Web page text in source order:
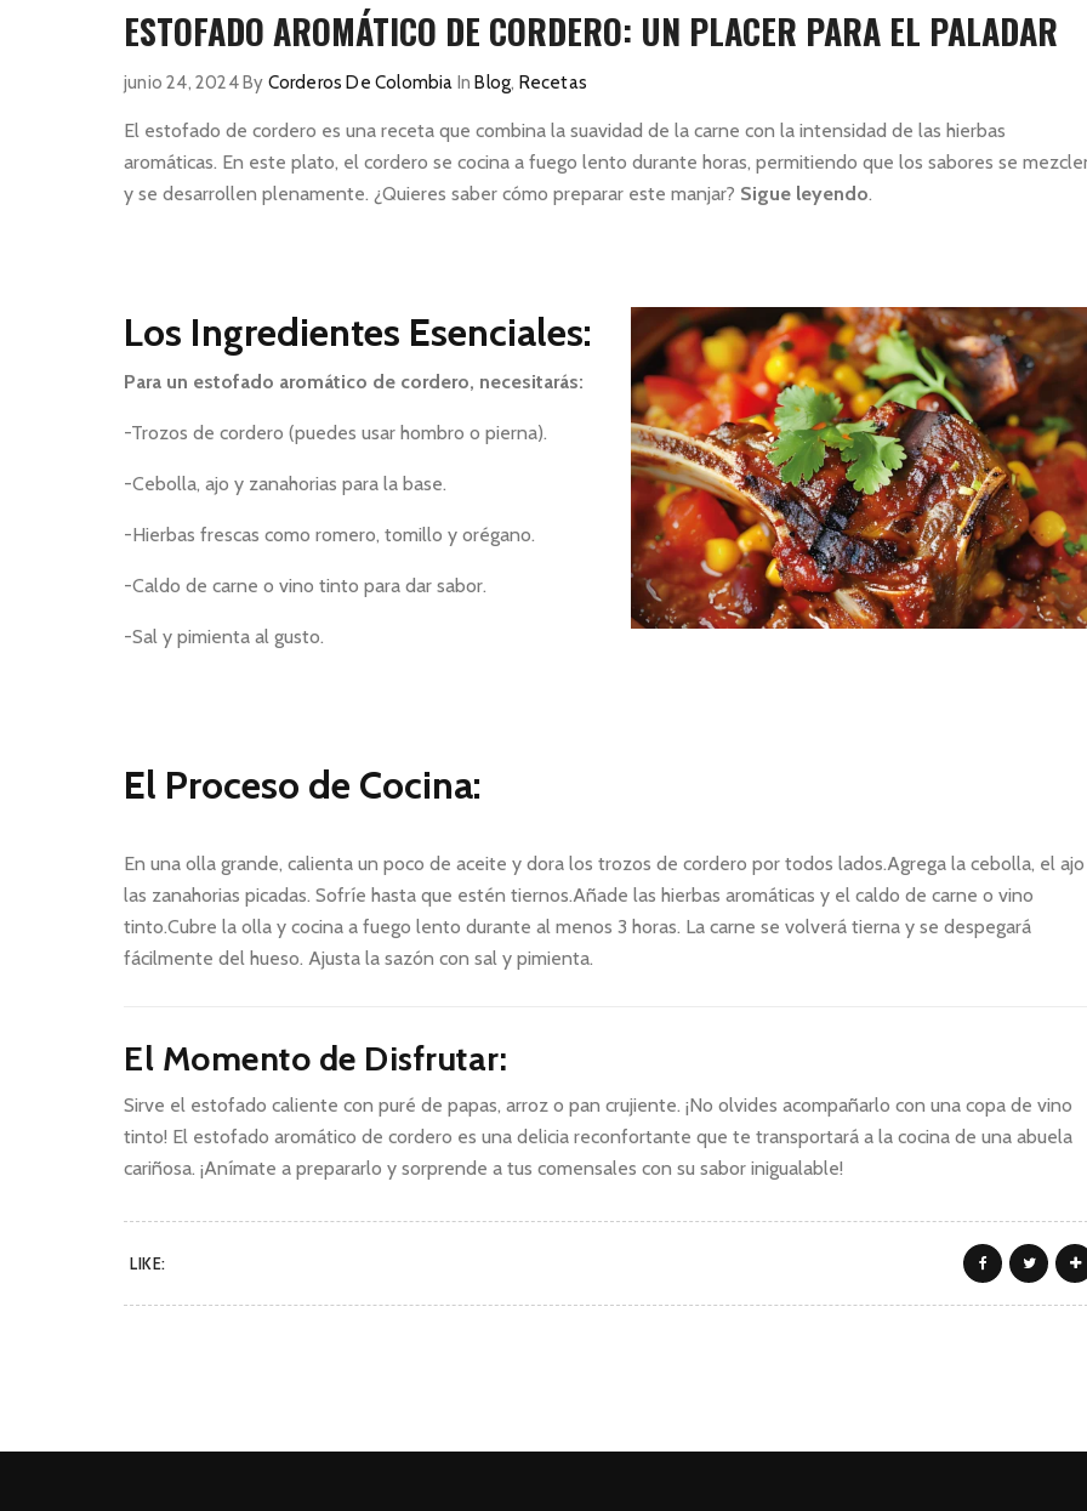
ESTOFADO AROMÁTICO DE CORDERO: UN PLACER PARA EL PALADAR
junio 24, 2024By Corderos De Colombia InBlog, Recetas
El estofado de cordero es una receta que combina la suavidad de la carne con la intensidad de las hierbas
aromáticas. En este plato, el cordero se cocina a fuego lento durante horas, permitiendo que los sabores se
y se desarrollen plenamente. ¿Quieres saber cómo preparar este manjar? Sigue leyendo.
Los Ingredientes Esenciales:
Para un estofado aromático de cordero, necesitarás:
-Trozos de cordero (puedes usar hombro o pierna).
-Cebolla, ajo y zanahorias para la base.
-Hierbas frescas como romero, tomillo y orégano.
-Caldo de carne o vino tinto para dar sabor.
-Sal y pimienta al gusto.
El Proceso de Cocina:
En una olla grande, calienta un poco de aceite y dora los trozos de cordero por todos lados.Agrega la cebolla, el
las zanahorias picadas. Sofríe hasta que estén tiernos.Añade las hierbas aromáticas y el caldo de carne o vino
tinto.Cubre la olla y cocina a fuego lento durante al menos 3 horas. La carne se volverá tierna y se despegará
fácilmente del hueso. Ajusta la sazón con sal y pimienta.
El Momento de Disfrutar:
Sirve el estofado caliente con puré de papas, arroz o pan crujiente. ¡No olvides acompañarlo con una copa de vino
tinto! El estofado aromático de cordero es una delicia reconfortante que te transportará a la cocina de una abuela
cariñosa. ¡Anímate a prepararlo y sorprende a tus comensales con su sabor inigualable!
LIKE: